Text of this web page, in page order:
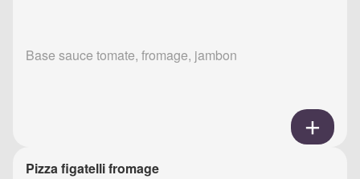
Base sauce tomate, fromage, jambon
Pizza figatelli fromage